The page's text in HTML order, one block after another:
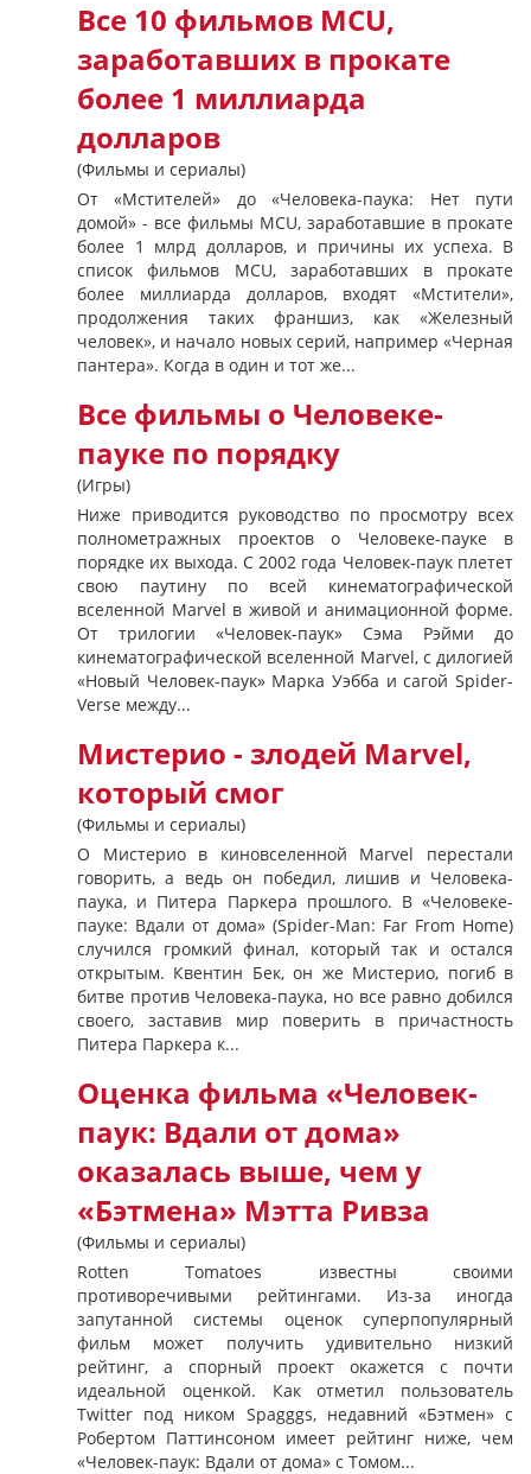
Все 10 фильмов MCU,
заработавших в прокате
более 1 миллиарда
долларов
(Фильмы и сериалы)
От «Мстителей» до «Человека-паука: Нет пути
домой» - все фильмы MCU, заработавшие в прокате
более 1 млрд долларов, и причины их успеха. В
список фильмов MCU, заработавших в прокате
более миллиарда долларов, входят «Мстители»,
продолжения таких франшиз, как «Железный
человек», и начало новых серий, например «Черная
пантера». Когда в один и тот же...
Все фильмы о Человеке-
пауке по порядку
(Игры)
Ниже приводится руководство по просмотру всех
полнометражных проектов о Человеке-пауке в
порядке их выхода. С 2002 года Человек-паук плетет
свою паутину по всей кинематографической
вселенной Marvel в живой и анимационной форме.
От трилогии «Человек-паук» Сэма Рэйми до
кинематографической вселенной Marvel, с дилогией
«Новый Человек-паук» Марка Уэбба и сагой Spider-
Verse между...
Мистерио - злодей Marvel,
который смог
(Фильмы и сериалы)
О Мистерио в киновселенной Marvel перестали
говорить, а ведь он победил, лишив и Человека-
паука, и Питера Паркера прошлого. В «Человеке-
пауке: Вдали от дома» (Spider-Man: Far From Home)
случился громкий финал, который так и остался
открытым. Квентин Бек, он же Мистерио, погиб в
битве против Человека-паука, но все равно добился
своего, заставив мир поверить в причастность
Питера Паркера к...
Оценка фильма «Человек-
паук: Вдали от дома»
оказалась выше, чем у
«Бэтмена» Мэтта Ривза
(Фильмы и сериалы)
Rotten Tomatoes известны своими
противоречивыми рейтингами. Из-за иногда
запутанной системы оценок суперпопулярный
фильм может получить удивительно низкий
рейтинг, а спорный проект окажется с почти
идеальной оценкой. Как отметил пользователь
Twitter под ником Spagggs, недавний «Бэтмен» с
Робертом Паттинсоном имеет рейтинг ниже, чем
«Человек-паук: Вдали от дома» с Томом...